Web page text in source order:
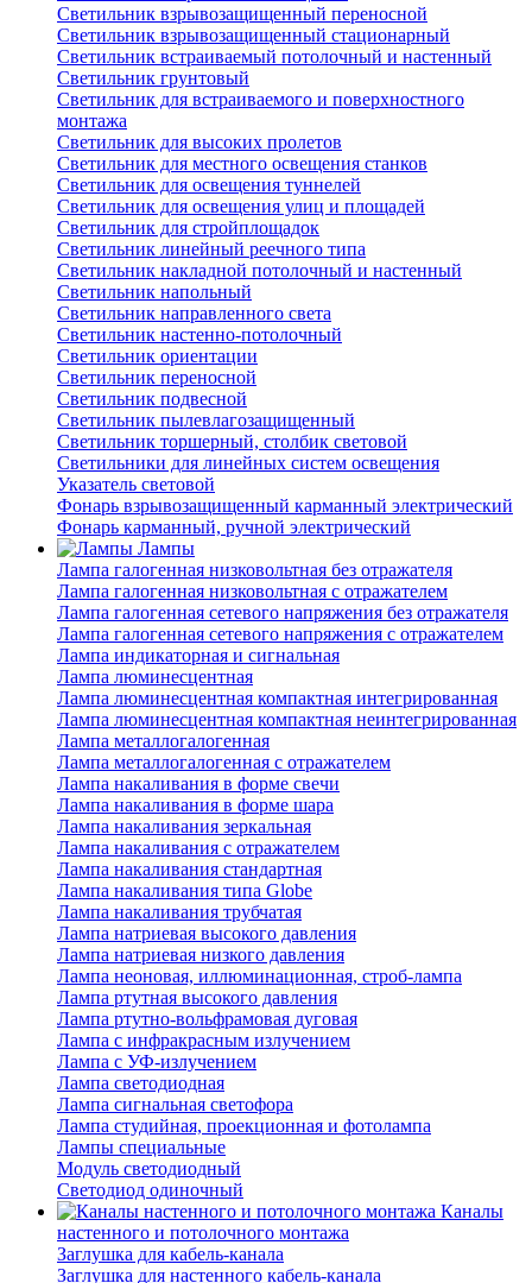
Светильник взрывозащищенный переносной
Светильник взрывозащищенный стационарный
Светильник встраиваемый потолочный и настенный
Светильник грунтовый
Светильник для встраиваемого и поверхностного
монтажа
Светильник для высоких пролетов
Светильник для местного освещения станков
Светильник для освещения туннелей
Светильник для освещения улиц и площадей
Светильник для стройплощадок
Светильник линейный реечного типа
Светильник накладной потолочный и настенный
Светильник напольный
Светильник направленного света
Светильник настенно-потолочный
Светильник ориентации
Светильник переносной
Светильник подвесной
Светильник пылевлагозащищенный
Светильник торшерный, столбик световой
Светильники для линейных систем освещения
Указатель световой
Фонарь взрывозащищенный карманный электрический
Фонарь карманный, ручной электрический
Лампы
Лампа галогенная низковольтная без отражателя
Лампа галогенная низковольтная с отражателем
Лампа галогенная сетевого напряжения без отражателя
Лампа галогенная сетевого напряжения с отражателем
Лампа индикаторная и сигнальная
Лампа люминесцентная
Лампа люминесцентная компактная интегрированная
Лампа люминесцентная компактная неинтегрированная
Лампа металлогалогенная
Лампа металлогалогенная с отражателем
Лампа накаливания в форме свечи
Лампа накаливания в форме шара
Лампа накаливания зеркальная
Лампа накаливания с отражателем
Лампа накаливания стандартная
Лампа накаливания типа Globe
Лампа накаливания трубчатая
Лампа натриевая высокого давления
Лампа натриевая низкого давления
Лампа неоновая, иллюминационная, строб-лампа
Лампа ртутная высокого давления
Лампа ртутно-вольфрамовая дуговая
Лампа с инфракрасным излучением
Лампа с УФ-излучением
Лампа светодиодная
Лампа сигнальная светофора
Лампа студийная, проекционная и фотолампа
Лампы специальные
Модуль светодиодный
Светодиод одиночный
Каналы
настенного и потолочного монтажа
Заглушка для кабель-канала
Заглушка для настенного кабель-канала